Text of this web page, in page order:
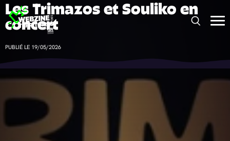
Panneau de gestion des cookies
Les Trimazos et Souliko en
concert
PUBLIÉ LE 19/05/2026